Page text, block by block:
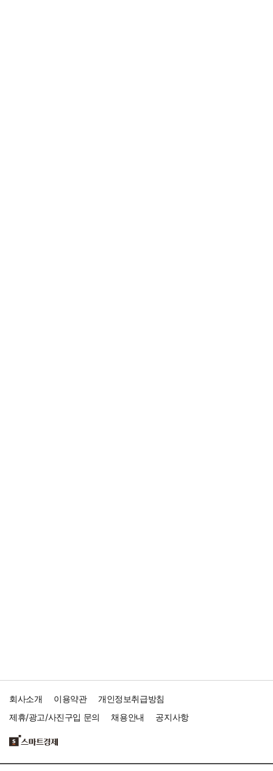
회사소개 이용약관
개인정보취급방침
제휴/광고/사진구입 문의
채용안내 공지사항